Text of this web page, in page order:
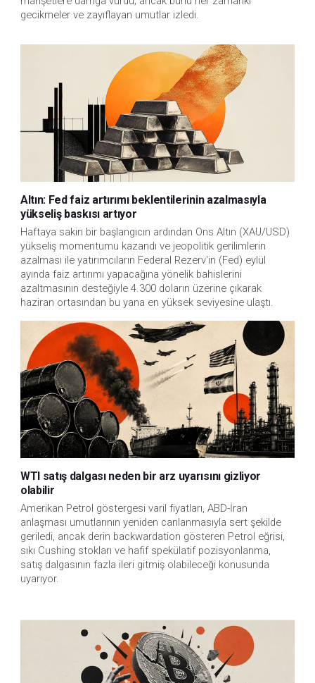
gecikmeler ve zayıflayan umutlar izledi.
Altın: Fed faiz artırımı beklentilerinin azalmasıyla
yükseliş baskısı artıyor
Haftaya sakin bir başlangıcın ardından Ons Altın (XAU/USD)
yükseliş momentumu kazandı ve jeopolitik gerilimlerin
azalması ile yatırımcıların Federal Rezerv'in (Fed) eylül
ayında faiz artırımı yapacağına yönelik bahislerini
azaltmasının desteğiyle 4.300 doların üzerine çıkarak
haziran ortasından bu yana en yüksek seviyesine ulaştı.
WTI satış dalgası neden bir arz uyarısını gizliyor
olabilir
Amerikan Petrol göstergesi varil fiyatları, ABD-İran
anlaşması umutlarının yeniden canlanmasıyla sert şekilde
geriledi, ancak derin backwardation gösteren Petrol eğrisi,
sıkı Cushing stokları ve hafif spekülatif pozisyonlanma,
satış dalgasının fazla ileri gitmiş olabileceği konusunda
uyarıyor.